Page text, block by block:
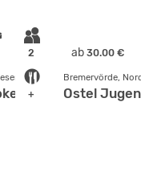
2
+
ab 30.00 €
Ostel